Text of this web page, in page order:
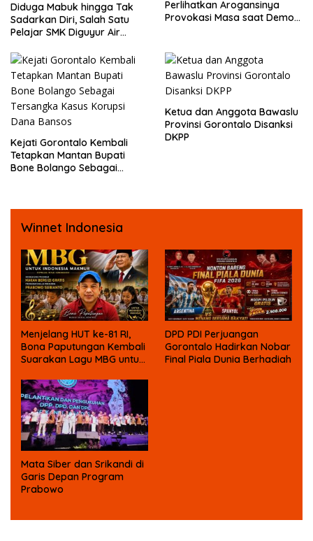
Diduga Mabuk hingga Tak
Sadarkan Diri, Salah Satu
Pelajar SMK Diguyur Air
Fisik oleh Beberapa
Temannya
Perlihatkan Arogansinya
Provokasi Masa saat Demo
Kejati Gorontalo Kembali
Tetapkan Mantan Bupati
Bone Bolango Sebagai
Ketua dan Anggota Bawaslu
Provinsi Gorontalo Disanksi
DKPP
Winnet Indonesia
Menjelang HUT ke-81 RI,
Bona Paputungan Kembali
Suarakan Lagu MBG untuk
DPD PDI Perjuangan
Gorontalo Hadirkan Nobar
Final Piala Dunia Berhadiah
Mata Siber dan Srikandi di
Garis Depan Program
Prabowo